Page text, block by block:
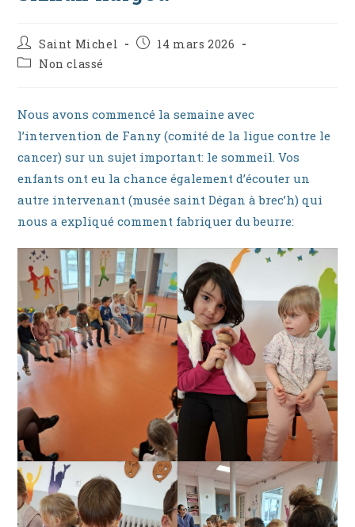
Auteur/autrice
de
la
Saint Michel
Publication
14 mars 2026
PostNon classé
Nous avons commencé la semaine avec
l’intervention de Fanny (comité de la ligue contre le
cancer) sur un sujet important: le sommeil. Vos
enfants ont eu la chance également d’écouter un
autre intervenant (musée saint Dégan à brec’h) qui
nous a expliqué comment fabriquer du beurre: